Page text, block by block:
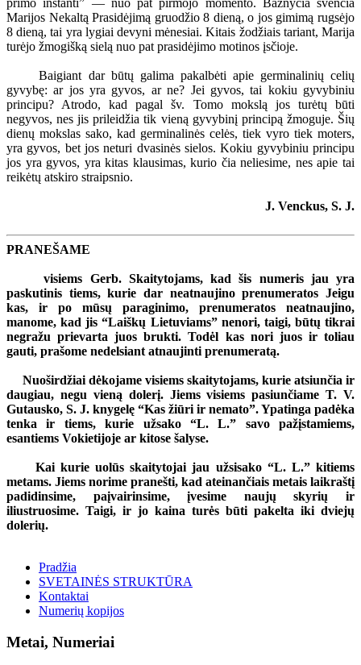
Marijos Nekaltą Prasidėjimą gruodžio 8 dieną, o jos gimimą rugsėjo
8 dieną, tai yra lygiai devyni mėnesiai. Kitais žodžiais tariant, Marija
turėjo žmogišką sielą nuo pat prasidėjimo motinos įsčioje.
Baigiant dar būtų galima pakalbėti apie germinalinių celių
gyvybę: ar jos yra gyvos, ar ne? Jei gyvos, tai kokiu gyvybiniu
principu? Atrodo, kad pagal šv. Tomo mokslą jos turėtų būti
negyvos, nes jis prileidžia tik vieną gyvybinį principą žmoguje. Šių
dienų mokslas sako, kad germinalinės celės, tiek vyro tiek moters,
yra gyvos, bet jos neturi dvasinės sielos. Kokiu gyvybiniu principu
jos yra gyvos, yra kitas klausimas, kurio čia neliesime, nes apie tai
reikėtų atskiro straipsnio.
J. Venckus, S. J.
PRANEŠAME
visiems Gerb. Skaitytojams, kad šis numeris jau yra
paskutinis tiems, kurie dar neatnaujino prenumeratos Jeigu
kas, ir po mūsų paraginimo, prenumeratos neatnaujino,
manome, kad jis “Laiškų Lietuviams” nenori, taigi, būtų tikrai
negražu prievarta juos brukti. Todėl kas nori juos ir toliau
gauti, prašome nedelsiant atnaujinti prenumeratą.
Nuoširdžiai dėkojame visiems skaitytojams, kurie atsiunčia ir
daugiau, negu vieną dolerį. Jiems visiems pasiunčiame T. V.
Gutausko, S. J. knygelę “Kas žiūri ir nemato”. Ypatinga padėka
tenka ir tiems, kurie užsako “L. L.” savo pažįstamiems,
esantiems Vokietijoje ar kitose šalyse.
Kai kurie uolūs skaitytojai jau užsisako “L. L.” kitiems
metams. Jiems norime pranešti, kad ateinančiais metais laikraštį
padidinsime, paįvairinsime, įvesime naujų skyrių ir
iliustruosime. Taigi, ir jo kaina turės būti pakelta iki dviejų
dolerių.
Pradžia
SVETAINĖS STRUKTŪRA
Kontaktai
Numerių kopijos
Metai, Numeriai